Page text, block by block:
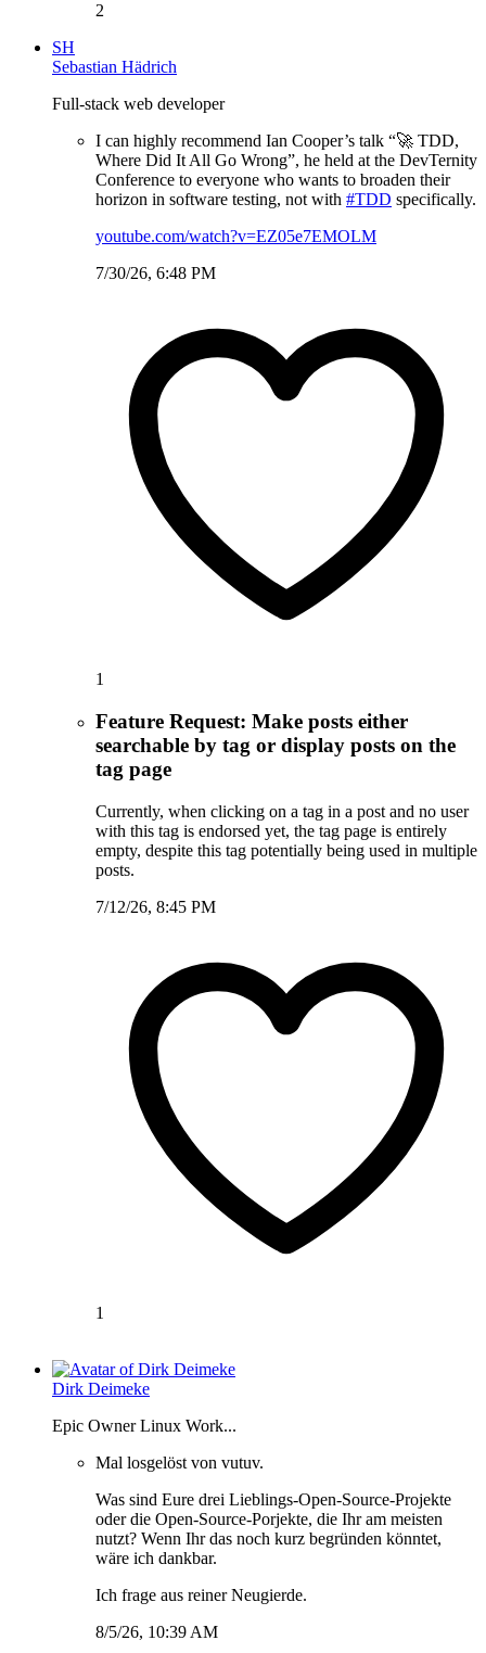
2
SH
Sebastian Hädrich
Full-stack web developer
I can highly recommend Ian Cooper’s talk “🚀 TDD,
Where Did It All Go Wrong”, he held at the DevTernity
Conference to everyone who wants to broaden their
horizon in software testing, not with #TDD specifically.
youtube.com/watch?v=EZ05e7EMOLM
7/30/26, 6:48 PM
1
Feature Request: Make posts either
searchable by tag or display posts on the
tag page
Currently, when clicking on a tag in a post and no user
with this tag is endorsed yet, the tag page is entirely
empty, despite this tag potentially being used in multiple
posts.
7/12/26, 8:45 PM
1
Dirk Deimeke
Epic Owner Linux Work...
Mal losgelöst von vutuv.
Was sind Eure drei Lieblings-Open-Source-Projekte
oder die Open-Source-Porjekte, die Ihr am meisten
nutzt? Wenn Ihr das noch kurz begründen könntet,
wäre ich dankbar.
Ich frage aus reiner Neugierde.
8/5/26, 10:39 AM